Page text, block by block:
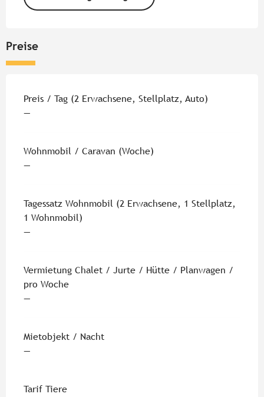
Preise
Preise 2026
Preis / Tag (2 Erwachsene, Stellplatz, Auto)
—
Wohnmobil / Caravan (Woche)
—
Tagessatz Wohnmobil (2 Erwachsene, 1 Stellplatz,
1 Wohnmobil)
—
Vermietung Chalet / Jurte / Hütte / Planwagen /
pro Woche
—
Mietobjekt / Nacht
—
Tarif Tiere